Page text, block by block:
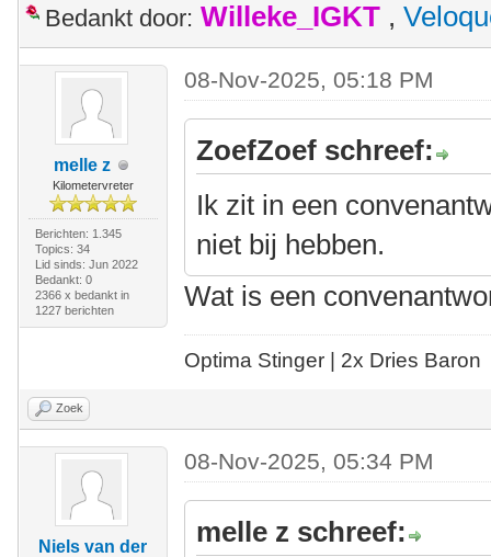
Bedankt door: Willeke_IGKT ,
melle z
Kilometervreter
Berichten: 1.345
Topics: 34
Lid sinds: Jun 2022
Bedankt: 0
2366 x bedankt in
1227 berichten
08-Nov-2025, 05:18 PM
ZoefZoef schreef:
Ik zit in een
niet bij hebben.
Wat is een
Optima Stinger | 2x Dries Baron
Zoek
Niels van der
08-Nov-2025, 05:34 PM
melle z schreef: